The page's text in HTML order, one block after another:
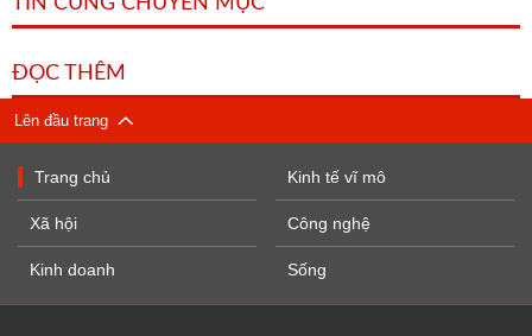
ĐỌC THÊM
Lên đầu trang
Trang chủ
Xã hội
Kinh doanh
Kinh tế vĩ mô
Công nghệ
Sống